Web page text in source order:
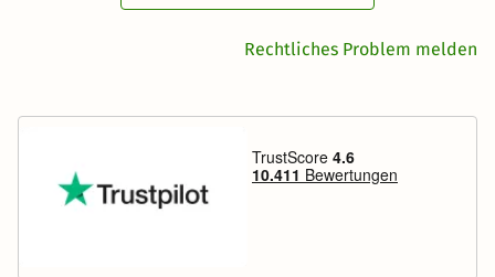
Rechtliches Problem melden